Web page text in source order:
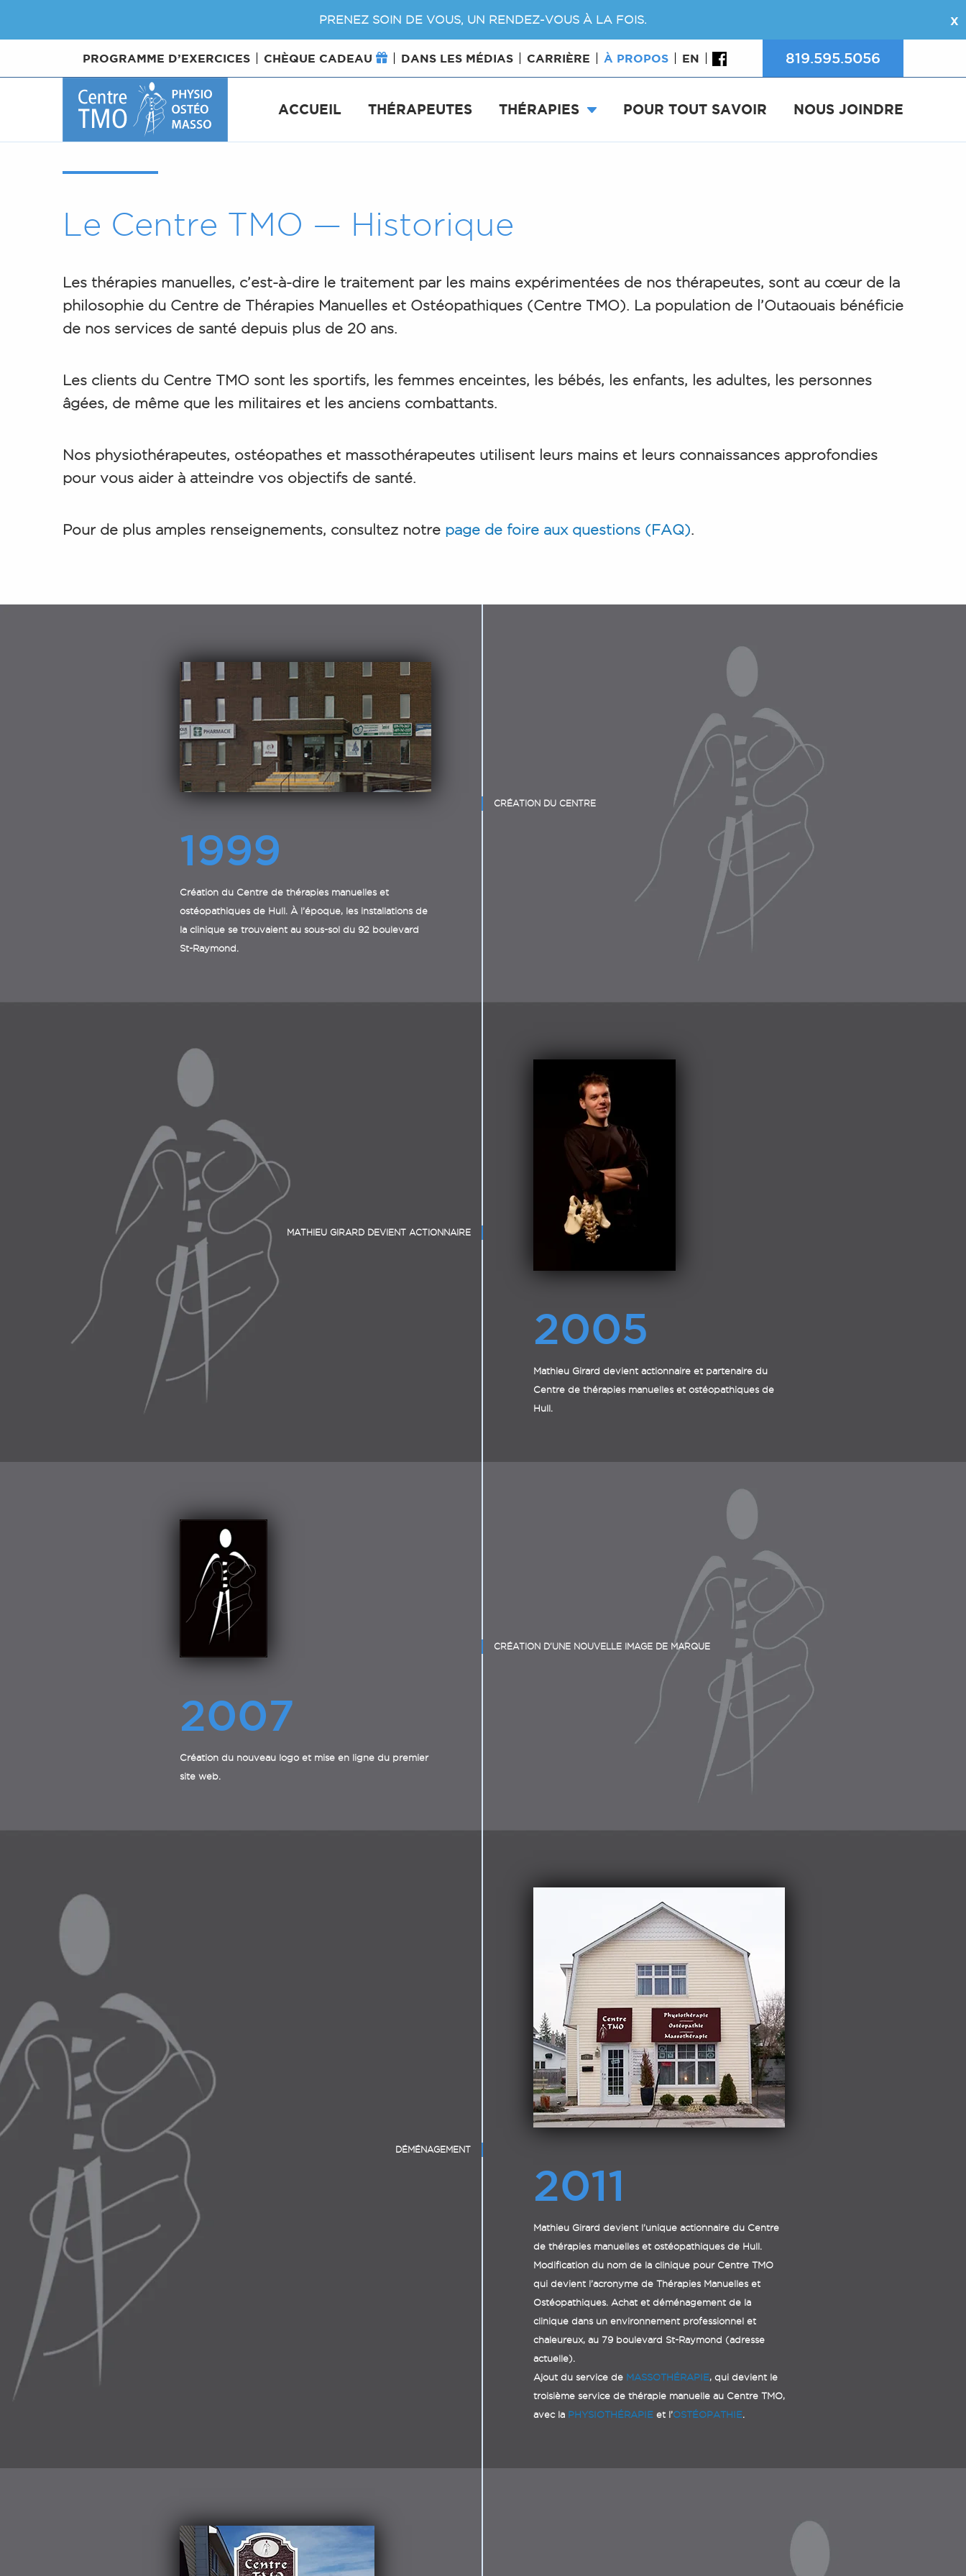
X
PRENEZ SOIN DE VOUS, UN RENDEZ-VOUS À LA FOIS.
PROGRAMME D’EXERCICES CHÈQUE CADEAU DANS LES MÉDIAS CARRIÈRE À PROPOS EN 819.595.5056
ACCUEIL THÉRAPEUTES THÉRAPIES POUR TOUT SAVOIR NOUS JOINDRE
Le Centre TMO — Historique
Les thérapies manuelles, c’est-à-dire le traitement par les mains expérimentées de nos thérapeutes, sont au cœur de la
philosophie du Centre de Thérapies Manuelles et Ostéopathiques (Centre TMO). La population de l’Outaouais bénéficie
de nos services de santé depuis plus de 20 ans.
Les clients du Centre TMO sont les sportifs, les femmes enceintes, les bébés, les enfants, les adultes, les personnes
âgées, de même que les militaires et les anciens combattants.
Nos physiothérapeutes, ostéopathes et massothérapeutes utilisent leurs mains et leurs connaissances approfondies
pour vous aider à atteindre vos objectifs de santé.
Pour de plus amples renseignements, consultez notre page de foire aux questions (FAQ).
1999
Création du Centre de thérapies manuelles et
ostéopathiques de Hull. À l’époque, les installations de
la clinique se trouvaient au sous-sol du 92 boulevard
St-Raymond.
CRÉATION DU CENTRE
MATHIEU GIRARD DEVIENT ACTIONNAIRE
2005
Mathieu Girard devient actionnaire et partenaire du
Centre de thérapies manuelles et ostéopathiques de
Hull.
2007
Création du nouveau logo et mise en ligne du premier
site web.
CRÉATION D'UNE NOUVELLE IMAGE DE MARQUE
DÉMÉNAGEMENT
2011
Mathieu Girard devient l’unique actionnaire du Centre
de thérapies manuelles et ostéopathiques de Hull.
Modification du nom de la clinique pour Centre TMO
qui devient l’acronyme deThérapies Manuelles et
Ostéopathiques. Achat et déménagement de la
clinique dans un environnement professionnel et
chaleureux, au 79 boulevard St-Raymond (adresse
actuelle).
Ajout du service de MASSOTHÉRAPIE, qui devient le
troisième service de thérapie manuelle au Centre TMO,
avec la PHYSIOTHÉRAPIE et l’OSTÉOPATHIE